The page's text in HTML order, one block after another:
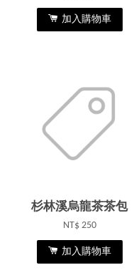
加入購物車
杉林溪烏龍茶茶包
NT$ 250
加入購物車